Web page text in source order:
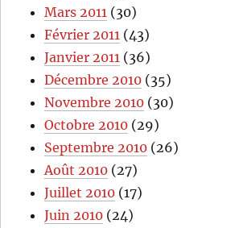
Mars 2011 (30)
Février 2011 (43)
Janvier 2011 (36)
Décembre 2010 (35)
Novembre 2010 (30)
Octobre 2010 (29)
Septembre 2010 (26)
Août 2010 (27)
Juillet 2010 (17)
Juin 2010 (24)